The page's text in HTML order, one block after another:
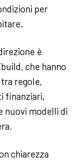
per
è
che hanno
regole,
finanziari,
nuovi modelli di
chiarezza